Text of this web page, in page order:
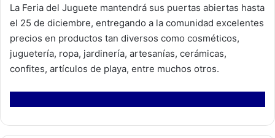
La Feria del Juguete mantendrá sus puertas abiertas hasta
el 25 de diciembre, entregando a la comunidad excelentes
precios en productos tan diversos como cosméticos,
juguetería, ropa, jardinería, artesanías, cerámicas,
confites, artículos de playa, entre muchos otros.